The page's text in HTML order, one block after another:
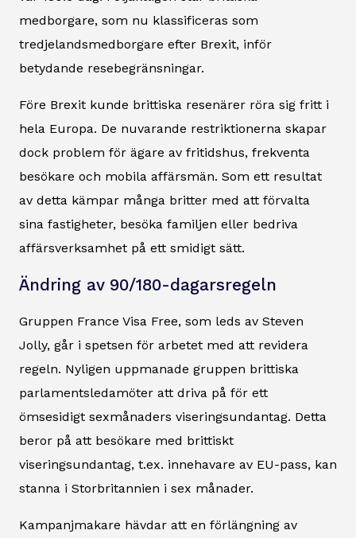
medborgare, som nu klassificeras som
tredjelandsmedborgare efter Brexit, inför
betydande resebegränsningar.
Före Brexit kunde brittiska resenärer röra sig fritt i
hela Europa. De nuvarande restriktionerna skapar
dock problem för ägare av fritidshus, frekventa
besökare och mobila affärsmän. Som ett resultat
av detta kämpar många britter med att förvalta
sina fastigheter, besöka familjen eller bedriva
affärsverksamhet på ett smidigt sätt.
Ändring av 90/180-dagarsregeln
Gruppen France Visa Free, som leds av Steven
Jolly, går i spetsen för arbetet med att revidera
regeln. Nyligen uppmanade gruppen brittiska
parlamentsledamöter att driva på för ett
ömsesidigt sexmånaders viseringsundantag. Detta
beror på att besökare med brittiskt
viseringsundantag, t.ex. innehavare av EU-pass, kan
stanna i Storbritannien i sex månader.
Kampanjmakare hävdar att en förlängning av